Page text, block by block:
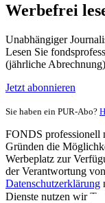
Werbefrei
Unabhängiger
Lesen Sie
(jährliche
Jetzt abonnieren
Sie haben ein PUR-Abo?
FONDS professionell
Gründen die
Werbeplatz zur
der Verantwortung
Datenschutzerklärung
Dienste nutzen wir